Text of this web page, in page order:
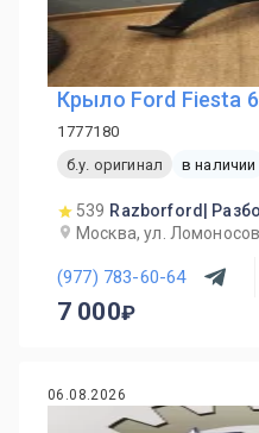
Крыло Ford Fiesta 6
1777180
б.у. оригинал
в наличии
539 Razborford|
Москва, ул.
(977) 783-60-64
7 000
06.08.2026